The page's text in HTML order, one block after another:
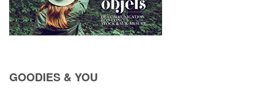
GOODIES & YOU